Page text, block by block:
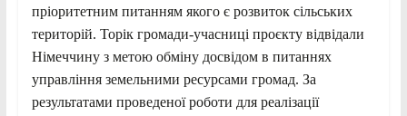
пріоритетним питанням якого є розвиток сільських
територій. Торік громади-учасниці проєкту відвідали
Німеччину з метою обміну досвідом в питаннях
управління земельними ресурсами громад. За
результатами проведеної роботи для реалізації